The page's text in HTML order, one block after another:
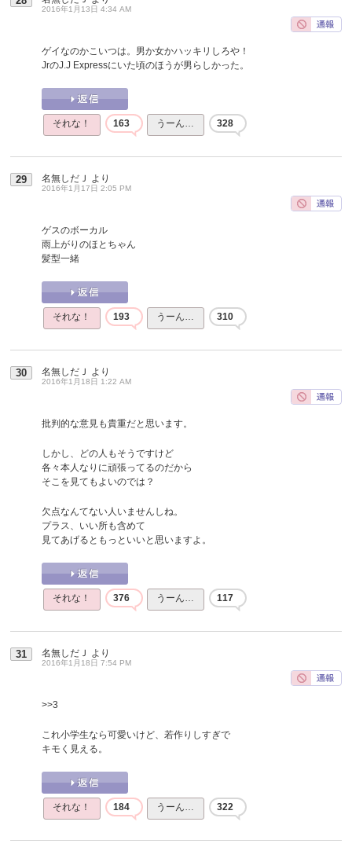
2016年1月13日 4:34 AM
ゲイなのかこいつは。男か女かハッキリしろや！
JrのJ.J Expressにいた頃のほうが男らしかった。
それな！ 163 うーん… 328
29 名無しだＪ より
2016年1月17日 2:05 PM
ゲスのボーカル
雨上がりのほとちゃん
髪型一緒
それな！ 193 うーん… 310
30 名無しだＪ より
2016年1月18日 1:22 AM
批判的な意見も貴重だと思います。
しかし、どの人もそうですけど
各々本人なりに頑張ってるのだから
そこを見てもよいのでは？
欠点なんてない人いませんしね。
プラス、いい所も含めて
見てあげるともっといいと思いますよ。
それな！ 376 うーん… 117
31 名無しだＪ より
2016年1月18日 7:54 PM
>>3
これ小学生なら可愛いけど、若作りしすぎで
キモく見える。
それな！ 184 うーん… 322